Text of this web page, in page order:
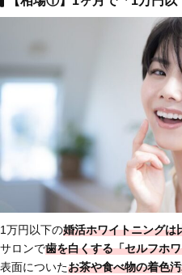
1万円以下の婚活ホワイトニングは
サロンで歯を白くする「セルフホ
表面についたお茶や食べ物の着色